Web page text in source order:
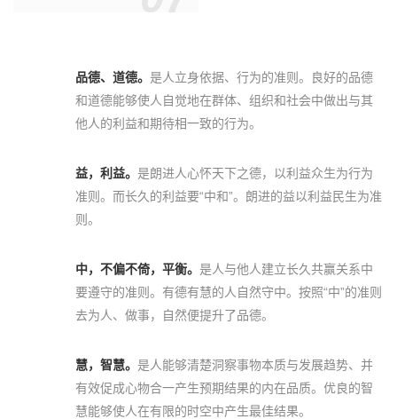
品德、道德。 是人立身依据、行为的准则。良好的品德
和道德能够使人自觉地在群体、组织和社会中做出与其
他人的利益和期待相一致的行为。
益，利益。 是朗进人心怀天下之德，以利益众生为行为
准则。而长久的利益要“中和”。朗进的益以利益民生为准
则。
中，不偏不倚，平衡。 是人与他人建立长久共赢关系中
要遵守的准则。有德有慧的人自然守中。按照“中”的准则
去为人、做事，自然便提升了品德。
慧，智慧。 是人能够清楚洞察事物本质与发展趋势、并
有效促成心物合一产生预期结果的内在品质。优良的智
慧能够使人在有限的时空中产生最佳结果。